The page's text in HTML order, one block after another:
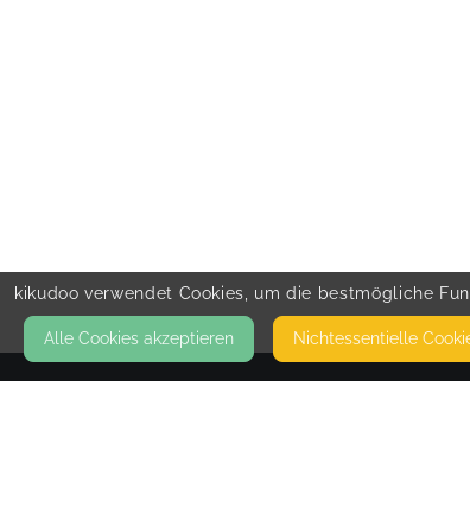
kikudoo verwendet Cookies, um die bestmögliche
Alle Cookies akzeptieren Nicht­essentielle